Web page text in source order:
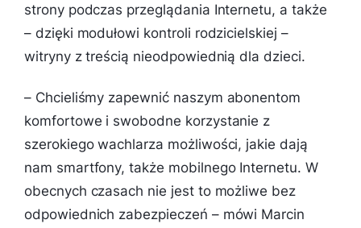
strony podczas przeglądania Internetu, a także
– dzięki modułowi kontroli rodzicielskiej –
witryny z treścią nieodpowiednią dla dzieci.
– Chcieliśmy zapewnić naszym abonentom
komfortowe i swobodne korzystanie z
szerokiego wachlarza możliwości, jakie dają
nam smartfony, także mobilnego Internetu. W
obecnych czasach nie jest to możliwe bez
odpowiednich zabezpieczeń – mówi Marcin